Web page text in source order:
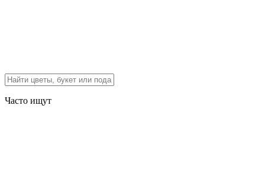
Часто ищут